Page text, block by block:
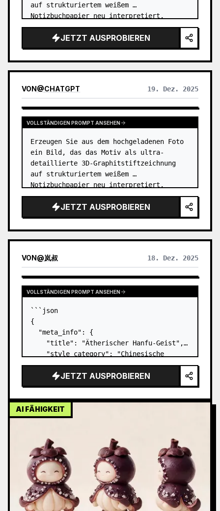
auf strukturiertem weißem
Notizbuchpapier neu interpretiert.
Betonen Sie die knackige Papierkörnung,
subtile Unvollkommenheiten und
natürliche Oberf…
JETZT AUSPROBIEREN
VON@CHATGPT 19. Dez. 2025
VOLLSTÄNDIGEN PROMPT ANSEHEN
Erzeugen Sie aus dem hochgeladenen Foto
ein Bild, das das Motiv als ultra-
detaillierte 3D-Graphitstiftzeichnung
auf strukturiertem weißem
Notizbuchpapier neu interpretiert.
Betonen Sie die knackige Papierstruktur,
subtile Unvollkommenheiten und
natürliche Ober…
JETZT AUSPROBIEREN
VON@岚叔 18. Dez. 2025
VOLLSTÄNDIGEN PROMPT ANSEHEN
```json
{
  "meta_info": {
    "title": "Ätherischer Hanfu-Geist",
    "style_category": "Chinesische
Fantasy / Abstrakte Digitale Kunst",
    "aspect_ratio": "3:1"
  },
  "visual_elements": {
    "subject": {
      "description": "Silhouette in
JETZT AUSPROBIEREN
AI FÄHIGKEIT